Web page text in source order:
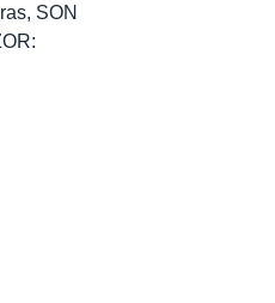
SON